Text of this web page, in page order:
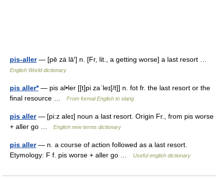
pis-aller— [pē zȧ lā′] n. [Fr, lit., a getting worse] a last resort …
English World dictionary
pis aller*— pis al•ler [[t]pi zaˈleɪ[/t]] n. fot fr. the last resort or the
final resource …
From formal English to slang
pis aller— [pi:z aleɪ] noun a last resort. Origin Fr., from pis worse
+ aller go …
English new terms dictionary
pis aller— n. a course of action followed as a last resort.
Etymology: F f. pis worse + aller go …
Useful english dictionary